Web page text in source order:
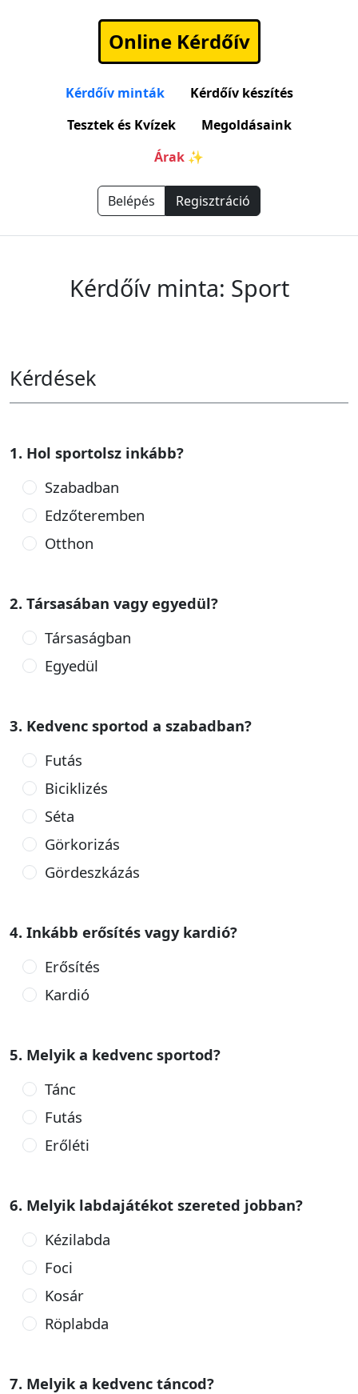
Online Kérdőív
Kérdőív minták
Kérdőív készítés
Tesztek és Kvízek
Megoldásaink
Árak ✨
Belépés Regisztráció
Kérdőív minta: Sport
Kérdések
1. Hol sportolsz inkább?
Szabadban
Edzőteremben
Otthon
2. Társasában vagy egyedül?
Társaságban
Egyedül
3. Kedvenc sportod a szabadban?
Futás
Biciklizés
Séta
Görkorizás
Gördeszkázás
4. Inkább erősítés vagy kardió?
Erősítés
Kardió
5. Melyik a kedvenc sportod?
Tánc
Futás
Erőléti
6. Melyik labdajátékot szereted jobban?
Kézilabda
Foci
Kosár
Röplabda
7. Melyik a kedvenc táncod?